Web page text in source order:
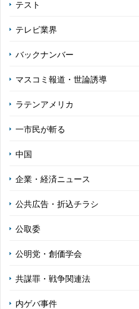
テスト
テレビ業界
バックナンバー
マスコミ報道・世論誘導
ラテンアメリカ
一市民が斬る
中国
企業・経済ニュース
公共広告・折込チラシ
公取委
公明党・創価学会
共謀罪・戦争関連法
内ゲバ事件